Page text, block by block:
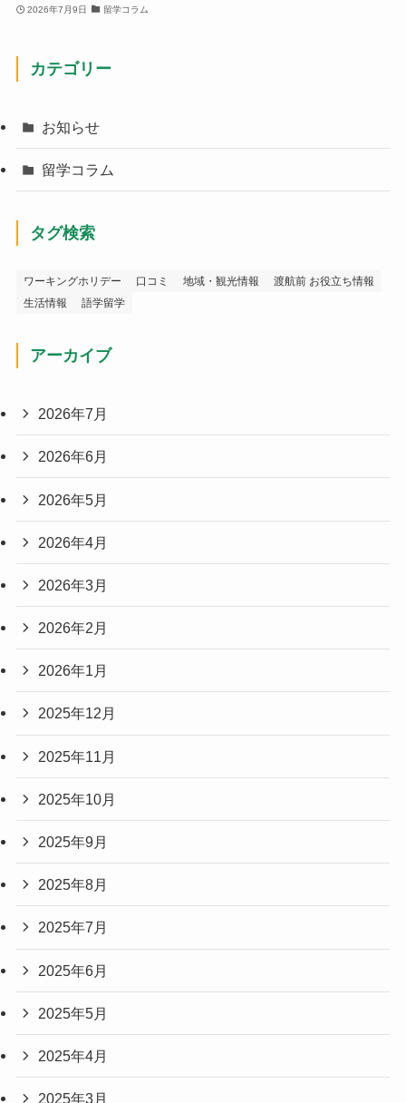
2026年7月9日 留学コラム
カテゴリー
お知らせ
留学コラム
タグ検索
ワーキングホリデー 口コミ 地域・観光情報
渡航前 お役立ち情報
生活情報
語学留学
アーカイブ
2026年7月
2026年6月
2026年5月
2026年4月
2026年3月
2026年2月
2026年1月
2025年12月
2025年11月
2025年10月
2025年9月
2025年8月
2025年7月
2025年6月
2025年5月
2025年4月
2025年3月